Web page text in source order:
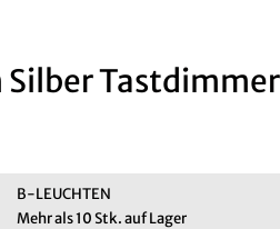
Tastdimmer
B-LEUCHTEN
Mehr als 10 Stk. auf Lager